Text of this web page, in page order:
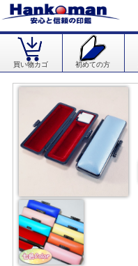
買い物カゴ 初めての方